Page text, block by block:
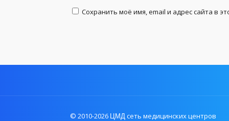
Сохранить моё имя, email и адрес сайта в
© 2010-2026 ЦМД сеть медицинских центров